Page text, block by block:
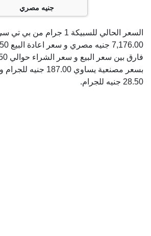
جنيه مصري
بسعر مصنعية يساوي
28.50 جنيه للجرام.